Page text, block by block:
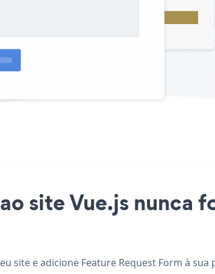
site Vue.js nunca
site e adicione Feature Request Form à sua